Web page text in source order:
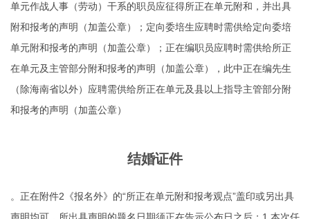
单元作战人事（劳动）干系的职员应征得所正在单元附和，并出具
附和报考的声明（加盖公章）；定向委培生应聘时需供给定向委培
单元附和报考的声明（加盖公章）；正在编职员应聘时需供给所正
在单元及主管部分附和报考的声明（加盖公章），此中正在编先生
（除海南省以外）应聘需供给所正在单元及县以上指导主管部分附
和报考的声明（加盖公章）
结婚证件
。正在附件2《报名外》的“所正在单元附和报考观点”盖印或另出具